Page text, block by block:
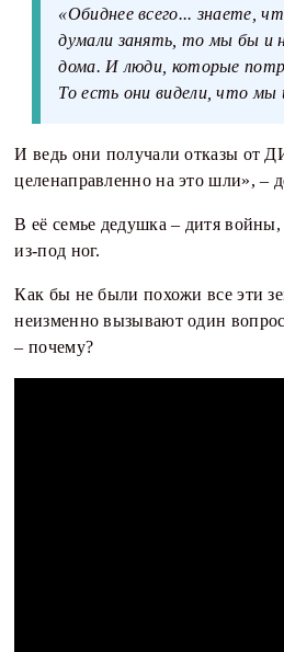
«Обиднее всего... знаете,
думали занять, то мы бы и
дома. И люди, которые
То есть они видели, что мы
И ведь они получали отказы от
целенаправленно на это шли», –
В её семье дедушка – дитя
из-под ног.
Как бы не были похожи все эти
неизменно вызывают один
– почему?